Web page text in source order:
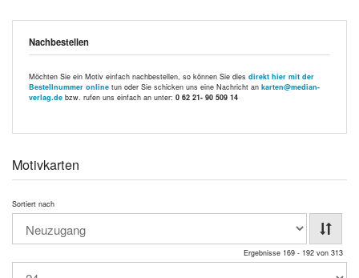
Nachbestellen
Möchten Sie ein Motiv einfach nachbestellen, so können Sie dies direkt hier mit der
Bestellnummer online tun oder Sie schicken uns eine Nachricht an karten@median-
verlag.de bzw. rufen uns einfach an unter: 0 62 21- 90 509 14
Motivkarten
Sortiert nach
Ergebnisse 169 - 192 von 313